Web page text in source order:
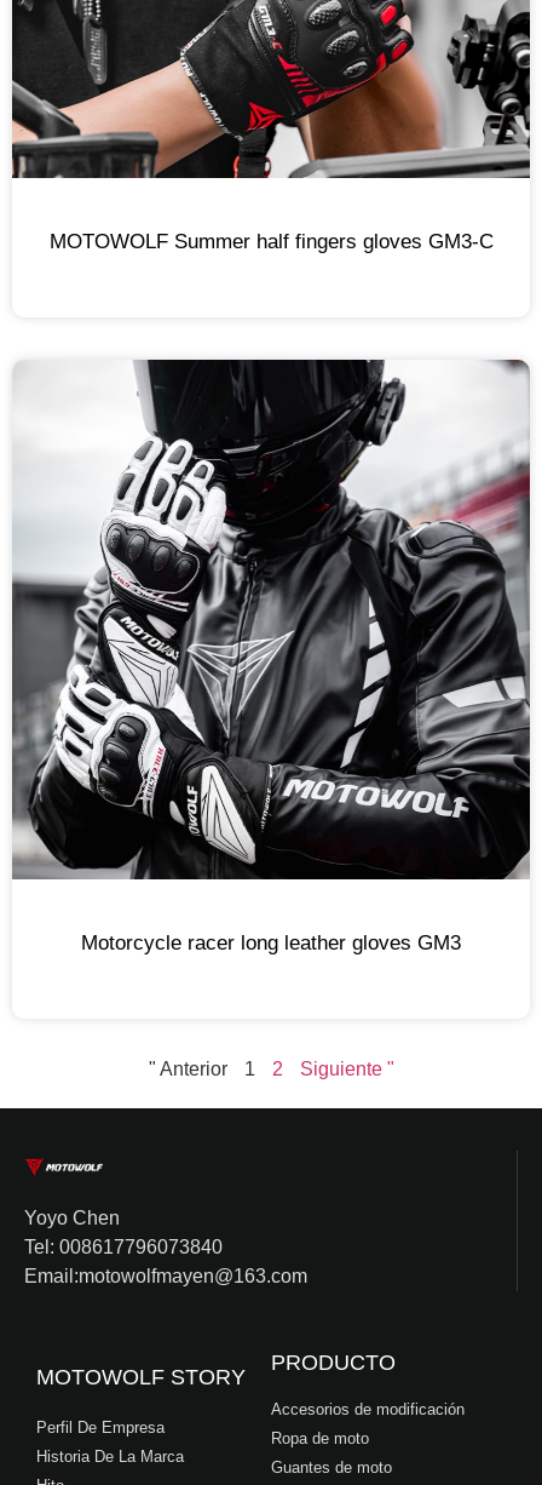
MOTOWOLF Summer half fingers gloves GM3-C
Motorcycle racer long leather gloves GM3
" Anterior 1 2 Siguiente "
Yoyo Chen
Tel: 008617796073840
Email:motowolfmayen@163.com
MOTOWOLF STORY
Perfil De Empresa
Historia De La Marca
PRODUCTO
Accesorios de modificación
Ropa de moto
Guantes de moto